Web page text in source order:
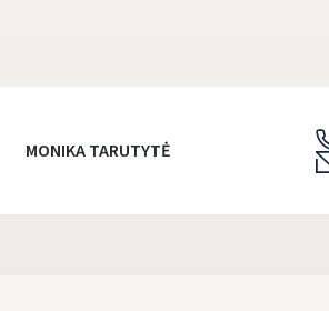
MONIKA TARUTYTĖ